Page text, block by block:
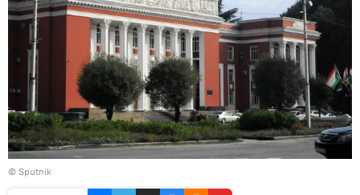
© Sputnik